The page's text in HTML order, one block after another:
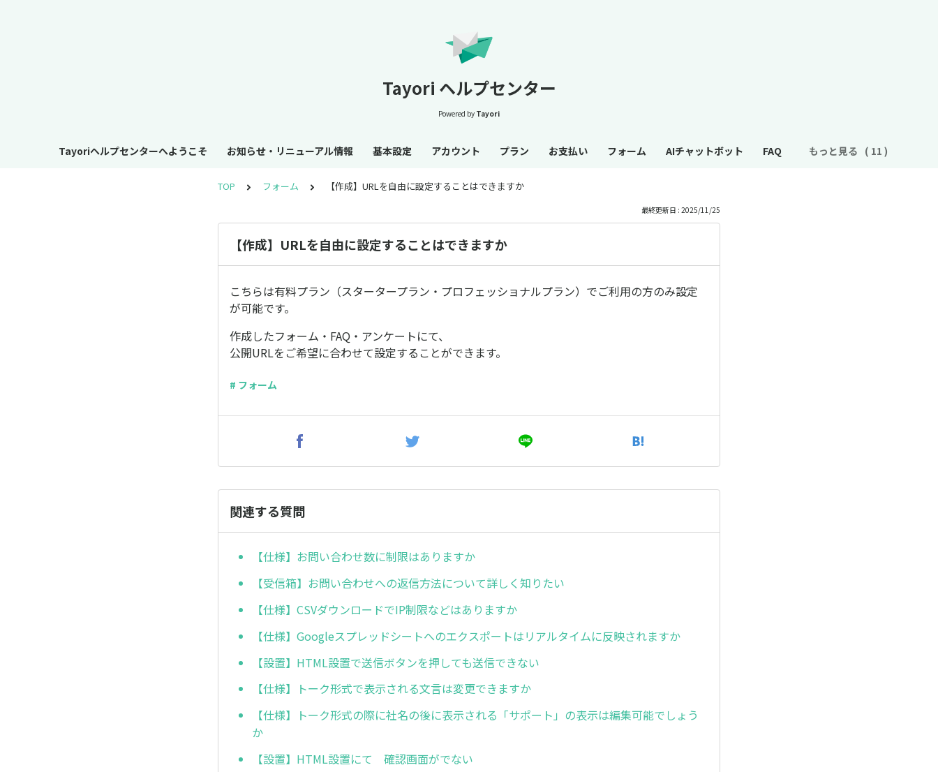
Tayori ヘルプセンター
Powered by Tayori
Tayoriヘルプセンターへようこそ お知らせ・リニューアル情報 基本設定 アカウント プラン お支払い フォーム AIチャットボット FAQ もっと見る
TOP フォーム 【作成】URLを自由に設定することはできますか
最終更新日 : 2025/11/25
【作成】URLを自由に設定することはできますか
こちらは有料プラン（スタータープラン・プロフェッショナルプラン）でご利用の方のみ設定
が可能です。
作成したフォーム・FAQ・アンケートにて、
公開URLをご希望に合わせて設定することができます。
# フォーム
関連する質問
【仕様】お問い合わせ数に制限はありますか
【受信箱】お問い合わせへの返信方法について詳しく知りたい
【仕様】CSVダウンロードでIP制限などはありますか
【仕様】Googleスプレッドシートへのエクスポートはリアルタイムに反映されますか
【設置】HTML設置で送信ボタンを押しても送信できない
【仕様】トーク形式で表示される文言は変更できますか
【仕様】トーク形式の際に社名の後に表示される「サポート」の表示は編集可能でしょう
か
【設置】HTML設置にて 確認画面がでない